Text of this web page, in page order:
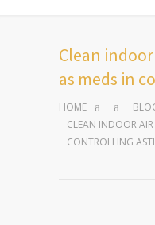
Clean
as meds in
HOME
CLEAN INDOOR
CONTROLLING